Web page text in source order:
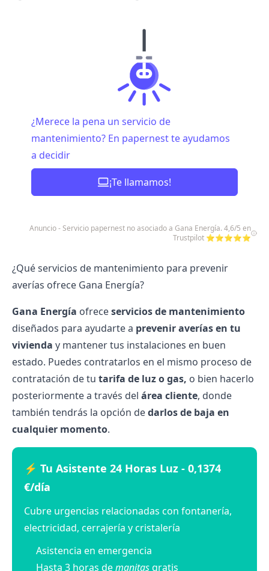
¿Merece la pena un servicio de
mantenimiento? En papernest te ayudamos
a decidir
¡Te llamamos!
Anuncio - Servicio papernest no asociado a Gana Energía. 4,6/5 en
Trustpilot ⭐⭐⭐⭐⭐
¿Qué servicios de mantenimiento para prevenir
averías ofrece Gana Energía?
Gana Energía ofreceservicios de mantenimiento
diseñados para ayudarte a prevenir averías en tu
vivienda y mantener tus instalaciones en buen
estado. Puedes contratarlos en el mismo proceso de
contratación de tu tarifa de luz o gas, o bien hacerlo
posteriormente a través del área cliente, donde
también tendrás la opción dedarlos de baja en
cualquier momento.
⚡ Tu Asistente 24 Horas Luz - 0,1374
€/día
Cubre urgencias relacionadas con fontanería,
electricidad, cerrajería y cristalería
Asistencia en emergencia
Hasta 3 horas demanitas gratis